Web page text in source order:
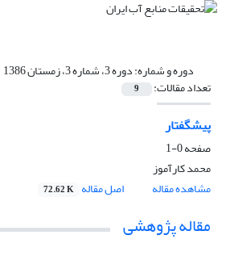
دوره و شماره:دوره 3، شماره 3، زمستان 1386
تعداد مقالات: 9
پیشگفتار
صفحه0-1
محمد کارآموز
مشاهده مقاله
اصل مقاله 72.62 K
مقاله پژوهشی